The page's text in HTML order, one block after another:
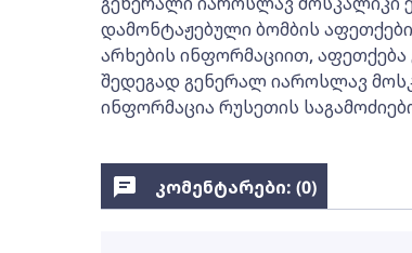
დამონტაჟებული ბომბის
არხების ინფორმაციით,
შედეგად გენერალ იაროსლავ
ინფორმაცია რუსეთის
კომენტარები: (0)